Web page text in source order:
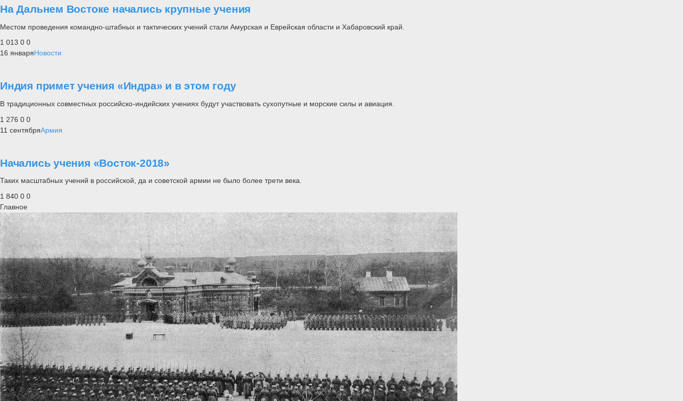
На Дальнем Востоке начались крупные учения
Местом проведения командно-штабных и тактических учений стали Амурская и Еврейская области и Хабаровский край.
1 013 0 0
16 январяНовости
Индия примет учения «Индра» и в этом году
В традиционных совместных российско-индийских учениях будут участвовать сухопутные и морские силы и авиация.
1 276 0 0
11 сентябряАрмия
Начались учения «Восток-2018»
Таких масштабных учений в российской, да и советской армии не было более трети века.
1 840 0 0
Главное